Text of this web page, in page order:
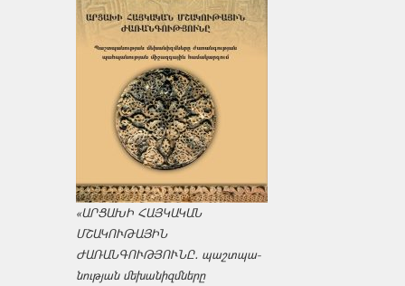
«ԱՐՑԱԽԻ ՀԱՅԿԱԿԱՆ
ՄՇԱԿՈՒԹԱՅԻՆ
ԺԱՌԱՆԳՈՒԹՅՈՒՆԸ․ պաշտպա­
նության մեխանիզմները